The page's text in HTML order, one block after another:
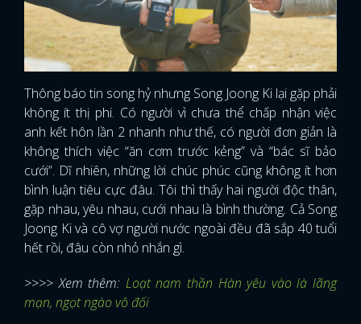
Thông báo tin song hỷ nhưng Song Joong Ki lại gặp phải
không ít thị phi. Có người vì chưa thể chấp nhận việc
anh kết hôn lần 2 nhanh như thế, có người đơn giản là
không thích việc “ăn cơm trước kẻng” và “bác sĩ bảo
cưới”. Dĩ nhiên, những lời chúc phúc cũng không ít hơn
bình luận tiêu cực đâu. Tôi thì thấy hai người độc thân,
gặp nhau, yêu nhau, cưới nhau là bình thường. Cả Song
Joong Ki và cô vợ người nước ngoài đều đã sắp 40 tuổi
hết rồi, đâu còn nhỏ nhắn gì.
>>>> Xem thêm: Loạt nam thần Hàn yêu vào là lãng
mạn, ngọt ngào vô đối